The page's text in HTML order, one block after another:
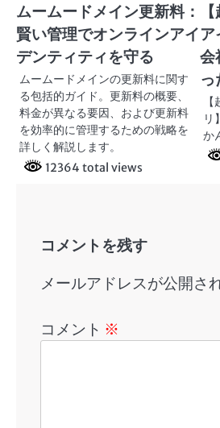
ムームードメイン更新料：
賢い管理でオンラインアイ
デンティティを守る
ムームードメインの更新料に関す
る包括的ガイド。更新料の概要、
料金が異なる要因、および更新料
を効率的に管理するための戦略を
詳しく解説します。
12364 total views
会
っ
リ
か
コメントを残す
メールアドレスが公開さ
コメント ※